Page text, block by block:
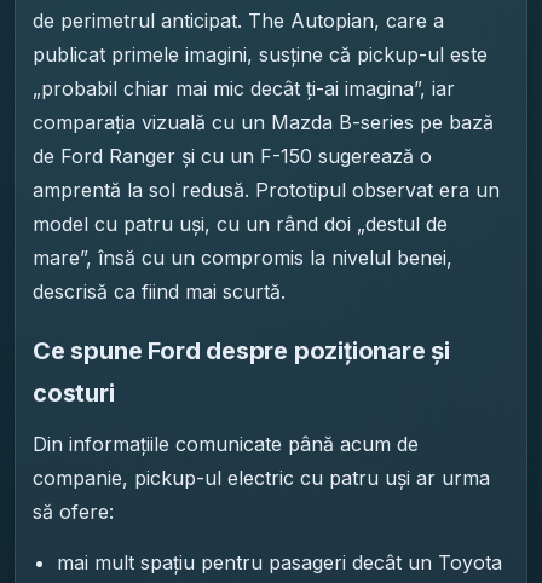
de perimetrul anticipat. The Autopian, care a
publicat primele imagini, susține că pickup-ul este
„probabil chiar mai mic decât ți-ai imagina”, iar
comparația vizuală cu un Mazda B-series pe bază
de Ford Ranger și cu un F-150 sugerează o
amprentă la sol redusă. Prototipul observat era un
model cu patru uși, cu un rând doi „destul de
mare”, însă cu un compromis la nivelul benei,
descrisă ca fiind mai scurtă.
Ce spune Ford despre poziționare și
costuri
Din informațiile comunicate până acum de
companie, pickup-ul electric cu patru uși ar urma
să ofere:
mai mult spațiu pentru pasageri decât un Toyota